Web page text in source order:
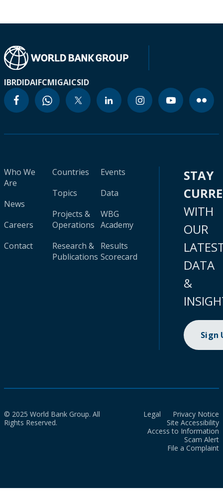
IBRDIDAIFCMIGAICSID
Who We
Are
News
Careers
Contact
Countries
Topics
Projects &
Operations
Research &
Publications
Events
Data
WBG
Academy
Results
Scorecard
STAY
WITH
OUR
DATA
&
Sign
© 2025 World Bank Group. All
Rights Reserved.
Legal
Privacy Notice
Site Accessibility
Access to Information
Scam Alert
File a Complaint